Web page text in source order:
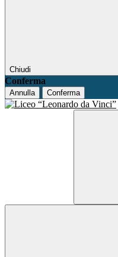
Chiudi
Conferma
Annulla Conferma